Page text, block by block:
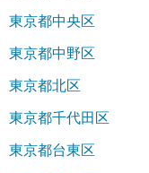
東京都中央区
東京都中野区
東京都北区
東京都千代田区
東京都台東区